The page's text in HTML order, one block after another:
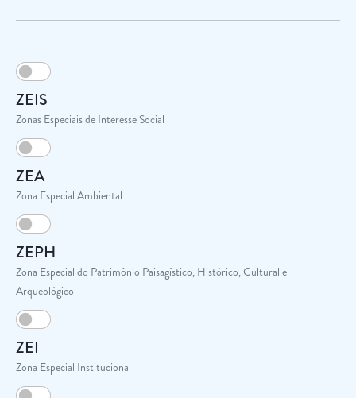
ZEIS
Zonas Especiais de Interesse Social
ZEA
Zona Especial Ambiental
ZEPH
Zona Especial do Patrimônio Paisagístico, Histórico, Cultural e
Arqueológico
ZEI
Zona Especial Institucional